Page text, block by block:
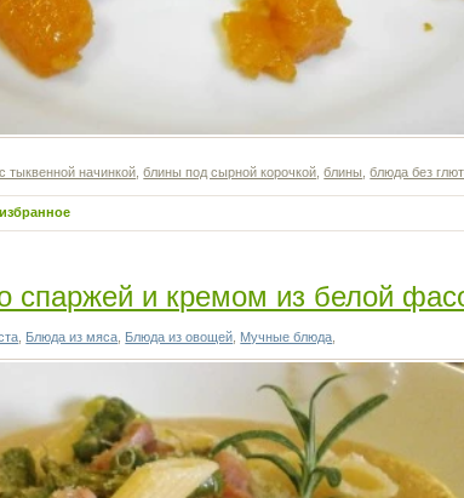
тыквенной начинкой ,блины под сырной корочкой ,блины ,блюда без
спаржей и кремом из белой
Блюда из мяса Блюда из овощей Мучные блюда